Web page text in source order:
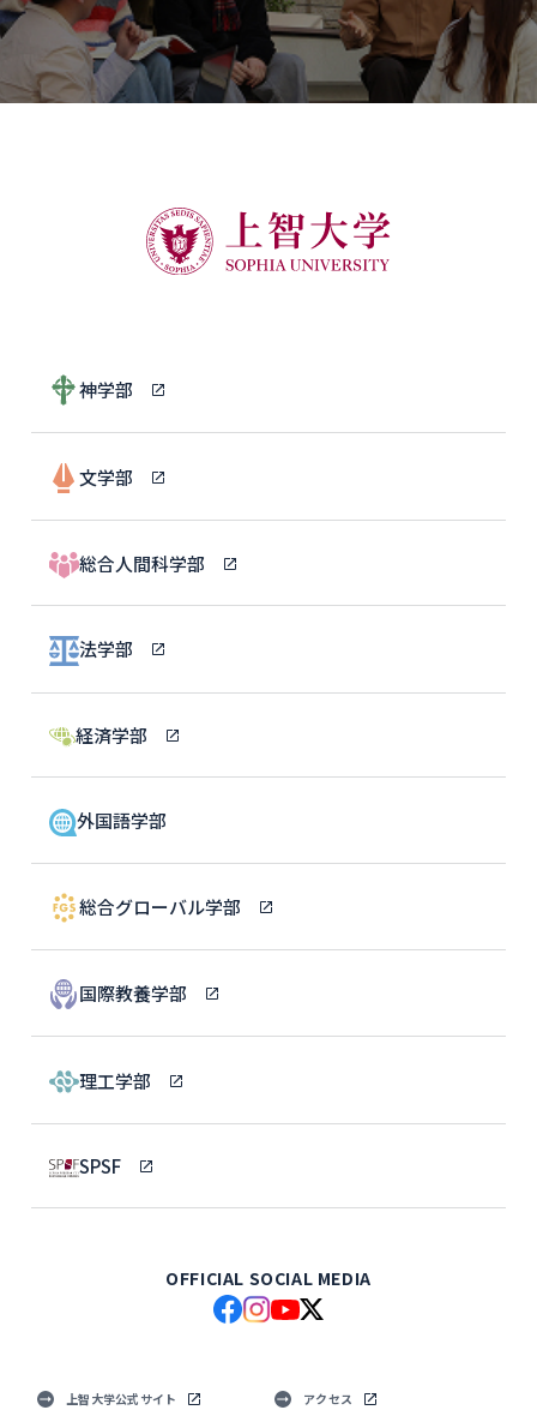
神学部
文学部
総合人間科学部
法学部
経済学部
外国語学部
総合グローバル学部
国際教養学部
理工学部
SPSF
OFFICIAL SOCIAL MEDIA
上智大学公式サイト アクセス